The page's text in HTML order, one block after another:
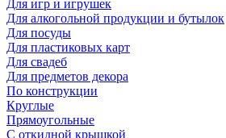
Для игр и игрушек
Для алкогольной продукции и бутылок
Для посуды
Для пластиковых карт
Для свадеб
Для предметов декора
По конструкции
Круглые
Прямоугольные
С откидной крышкой